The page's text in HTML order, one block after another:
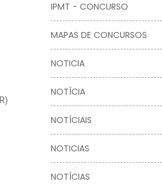
IPMT - CONCURSO
MAPAS DE CONCURSOS
NOTICIA
NOTÍCIA
NOTÍCIAIS
NOTICIAS
NOTÍCIAS